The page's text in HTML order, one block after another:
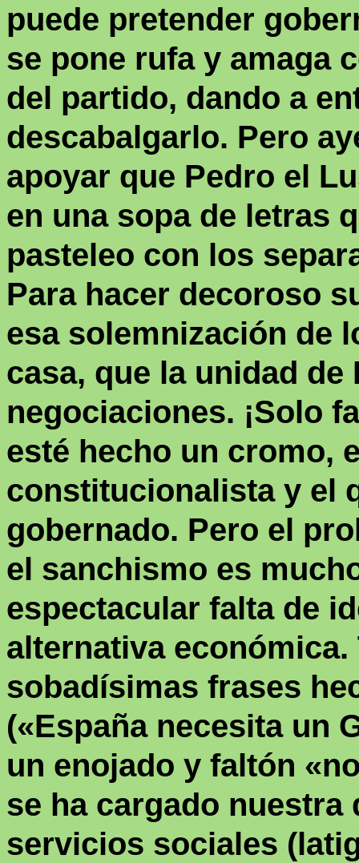
puede pretender
se pone rufa y amaga
del partido, dando a
descabalgarlo. Pero
apoyar que Pedro el
en una sopa de letras
pasteleo con los
Para hacer decoroso
esa solemnización de
casa, que la unidad de
negociaciones. ¡Solo
esté hecho un cromo,
constitucionalista y el
gobernado. Pero el
el sanchismo es
espectacular falta de
alternativa económica.
sobadísimas frases
(«España necesita un
un enojado y faltón «
se ha cargado
servicios sociales